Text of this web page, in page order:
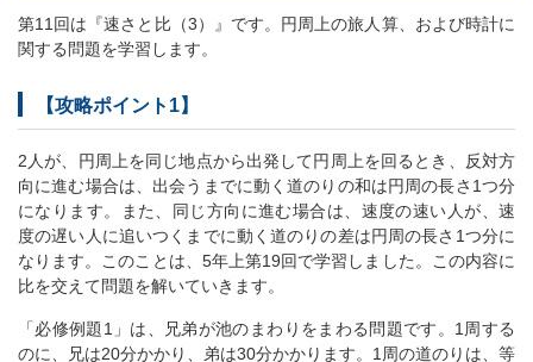
第11回は『速さと比（3）』です。円周上の旅人算、および時計に
関する問題を学習します。
【攻略ポイント1】
2人が、円周上を同じ地点から出発して円周上を回るとき、反対方
向に進む場合は、出会うまでに動く道のりの和は円周の長さ1つ分
になります。また、同じ方向に進む場合は、速度の速い人が、速
度の遅い人に追いつくまでに動く道のりの差は円周の長さ1つ分に
なります。このことは、5年上第19回で学習しました。この内容に
比を交えて問題を解いていきます。
「必修例題1」は、兄弟が池のまわりをまわる問題です。1周する
のに、兄は20分かかり、弟は30分かかります。1周の道のりは、等